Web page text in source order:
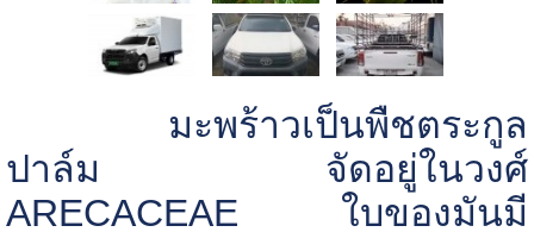
มะพร้าวเป็นพืชตระกูล
ปาล์ม จัดอยู่ในวงศ์
ARECACEAE ใบของมันมี